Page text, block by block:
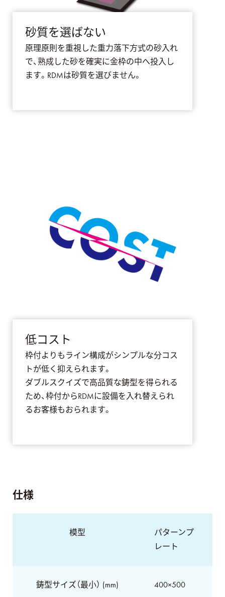
砂質を選ばない
原理原則を重視した重力落下方式の砂入れ
で、熟成した砂を確実に金枠の中へ投入し
ます。RDMは砂質を選びません。
低コスト
枠付よりもライン構成がシンプルな分コス
トが低く抑えられます。
ダブルスクイズで高品質な鋳型を得られる
ため、枠付からRDMに設備を入れ替えられ
るお客様もおられます。
仕様
模型
パターンプ
レート
鋳型サイズ（最小） (mm) 400×500